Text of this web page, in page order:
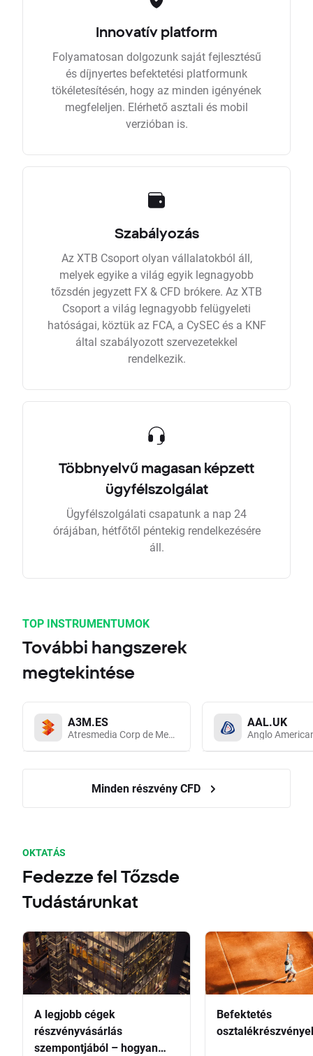
Innovatív platform
Folyamatosan dolgozunk saját fejlesztésű
és díjnyertes befektetési platformunk
tökéletesítésén, hogy az minden igényének
megfeleljen. Elérhető asztali és mobil
verzióban is.
Szabályozás
Az XTB Csoport olyan vállalatokból áll,
melyek egyike a világ egyik legnagyobb
tőzsdén jegyzett FX & CFD brókere. Az XTB
Csoport a világ legnagyobb felügyeleti
hatóságai, köztük az FCA, a CySEC és a KNF
által szabályozott szervezetekkel
rendelkezik.
Többnyelvű magasan képzett
ügyfélszolgálat
Ügyfélszolgálati csapatunk a nap 24
órájában, hétfőtől péntekig rendelkezésére
áll.
TOP INSTRUMENTUMOK
További hangszerek
megtekintése
A3M.ES
Atresmedia Corp de Medios de Comunicacion SA
AAL.UK
Anglo
Minden részvény CFD
OKTATÁS
Fedezze fel Tőzsde
Tudástárunkat
A legjobb cégek
részvényvásárlás
szempontjából – hogyan
Befektetés